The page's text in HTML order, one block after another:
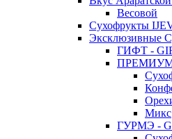
Весовой
Сухофрукты
Эксклюзивные
ГИФТ -
ПРЕМИУМ
Микс
ГУРМЭ -